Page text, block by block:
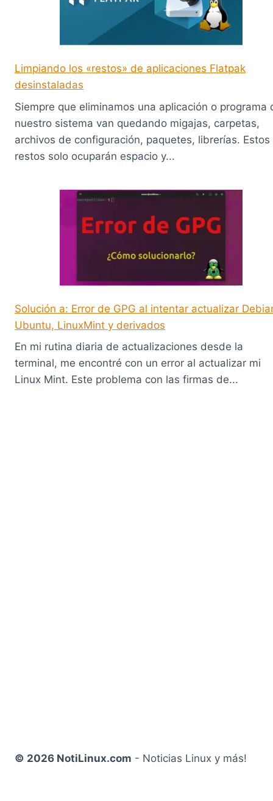
Limpiando los «restos» de aplicaciones Flatpak
desinstaladas
Siempre que eliminamos una aplicación o programa
nuestro sistema van quedando migajas, carpetas,
archivos de configuración, paquetes, librerías. Estos
restos solo ocuparán espacio y...
Solución a: Error de GPG al intentar actualizar
Ubuntu, LinuxMint y derivados
En mi rutina diaria de actualizaciones desde la
terminal, me encontré con un error al actualizar mi
Linux Mint. Este problema con las firmas de...
© 2026 NotiLinux.com - Noticias Linux y más!